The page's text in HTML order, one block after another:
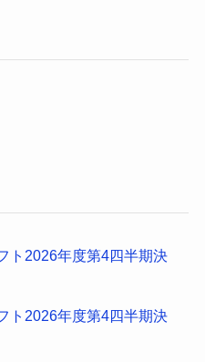
ト2026年度第4四半期決
ト2026年度第4四半期決